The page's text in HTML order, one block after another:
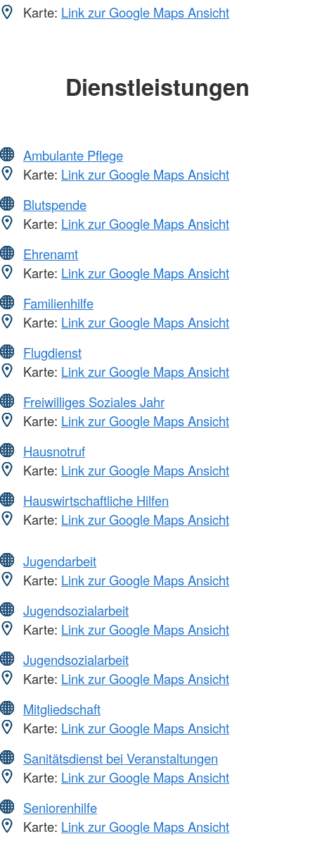
Karte: Link zur Google Maps Ansicht
Dienstleistungen
Ambulante Pflege
Karte: Link zur Google Maps Ansicht
Blutspende
Karte: Link zur Google Maps Ansicht
Ehrenamt
Karte: Link zur Google Maps Ansicht
Familienhilfe
Karte: Link zur Google Maps Ansicht
Flugdienst
Karte: Link zur Google Maps Ansicht
Freiwilliges Soziales Jahr
Karte: Link zur Google Maps Ansicht
Hausnotruf
Karte: Link zur Google Maps Ansicht
Hauswirtschaftliche Hilfen
Karte: Link zur Google Maps Ansicht
Jugendarbeit
Karte: Link zur Google Maps Ansicht
Jugendsozialarbeit
Karte: Link zur Google Maps Ansicht
Jugendsozialarbeit
Karte: Link zur Google Maps Ansicht
Mitgliedschaft
Karte: Link zur Google Maps Ansicht
Sanitätsdienst bei Veranstaltungen
Karte: Link zur Google Maps Ansicht
Seniorenhilfe
Karte: Link zur Google Maps Ansicht